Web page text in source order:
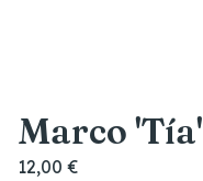
Marco 'Tía'
12,00 €